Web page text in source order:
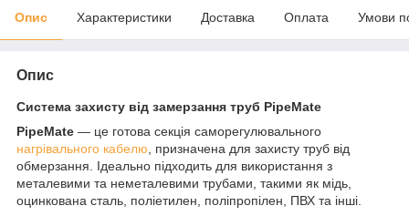
Опис Характеристики Доставка Оплата Умови
Опис
Система захисту від замерзання труб PipeMate
PipeMate — це готова секція саморегулювального
нагрівального кабелю , призначена для захисту труб від
обмерзання. Ідеально підходить для використання з
металевими та неметалевими трубами, такими як мідь,
оцинкована сталь, поліетилен, поліпропілен, ПВХ та інші.